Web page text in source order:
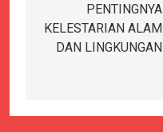
PENTINGNYA
KELESTARIAN ALAM
DAN LINGKUNGAN